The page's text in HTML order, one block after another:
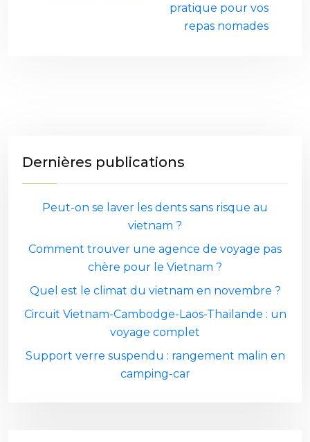
pratique pour vos
repas nomades
Dernières publications
Peut-on se laver les dents sans risque au
vietnam ?
Comment trouver une agence de voyage pas
chère pour le Vietnam ?
Quel est le climat du vietnam en novembre ?
Circuit Vietnam-Cambodge-Laos-Thaïlande : un
voyage complet
Support verre suspendu : rangement malin en
camping-car